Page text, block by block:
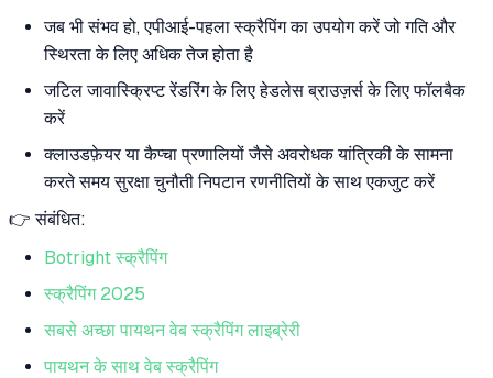
जब भी संभव हो, एपीआई-पहला स्क्रैपिंग का उपयोग करें जो गति और
स्थिरता के लिए अधिक तेज होता है
जटिल जावास्क्रिप्ट रेंडरिंग के लिए हेडलेस ब्राउज़र्स के लिए फॉलबैक
करें
क्लाउडफ़ेयर या कैप्चा प्रणालियों जैसे अवरोधक यांत्रिकी के सामना
करते समय सुरक्षा चुनौती निपटान रणनीतियों के साथ एकजुट करें
👉 संबंधित:
Botright स्क्रैपिंग
स्क्रैपिंग 2025
सबसे अच्छा पायथन वेब स्क्रैपिंग लाइब्रेरी
पायथन के साथ वेब स्क्रैपिंग